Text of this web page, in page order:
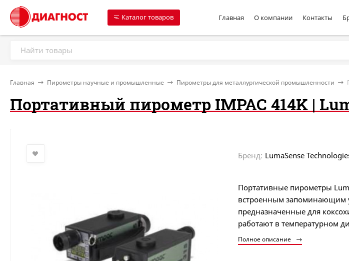
Каталог товаров Главная О компании Контакты
Главная Пирометры научные и промышленные Пирометры для металлургической промышленности
Портативный пирометр IMPAC 414K |
Бренд: LumaSense
Портативные пирометры
встроенным запоминающим
предназначенные для
работают в температурном
Полное описание